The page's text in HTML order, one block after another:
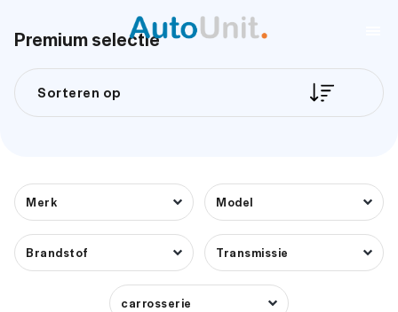
Premium selectie
Sorteren op
Merk Model
Brandstof Transmissie
carrosserie